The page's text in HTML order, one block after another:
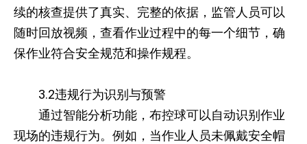
续的核查提供了真实、完整的依据，监管人员可以
随时回放视频，查看作业过程中的每一个细节，确
保作业符合安全规范和操作规程。
3.2违规行为识别与预警
通过智能分析功能，布控球可以自动识别作业
现场的违规行为。例如，当作业人员未佩戴安全帽